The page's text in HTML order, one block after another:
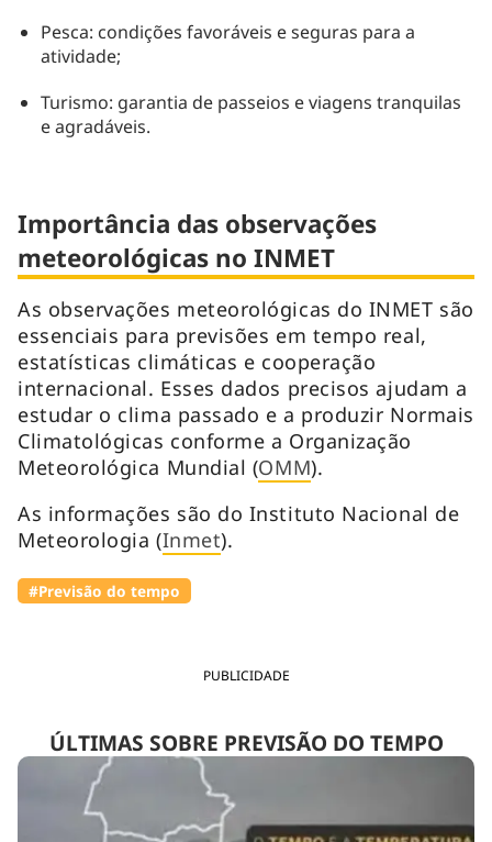
PUBLICIDADE
ÚLTIMAS SOBRE PREVISÃO DO TEMPO
Pesca: condições favoráveis e seguras para a
atividade;
Turismo: garantia de passeios e viagens tranquilas
e agradáveis.
Importância das observações
meteorológicas no INMET
As observações meteorológicas do INMET são
essenciais para previsões em tempo real,
estatísticas climáticas e cooperação
internacional. Esses dados precisos ajudam a
estudar o clima passado e a produzir Normais
Climatológicas conforme a Organização
Meteorológica Mundial (OMM).
As informações são do Instituto Nacional de
Meteorologia (Inmet).
#Previsão do tempo